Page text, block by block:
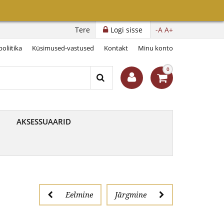
-A A+
Logi sisse
Tere
Küsimused-vastused Kontakt Minu konto
0
AKSESSUAARID
Järgmine
Eelmine